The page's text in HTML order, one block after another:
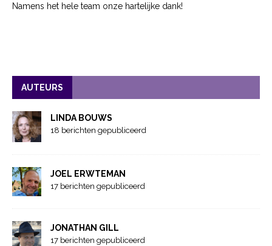
Namens het hele team onze hartelijke dank!
AUTEURS
LINDA BOUWS
18 berichten gepubliceerd
JOEL ERWTEMAN
17 berichten gepubliceerd
JONATHAN GILL
17 berichten gepubliceerd